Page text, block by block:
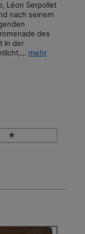
Léon Serpollet
nach seinem
des
in der
mehr